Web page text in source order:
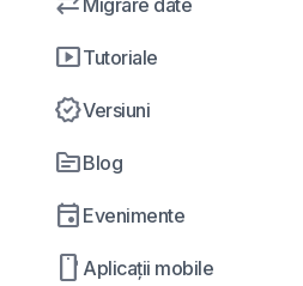
Migrare date
smart_displayTutoriale
new_releasesVersiuni
topicBlog
event Evenimente
smartphone Aplicații mobile